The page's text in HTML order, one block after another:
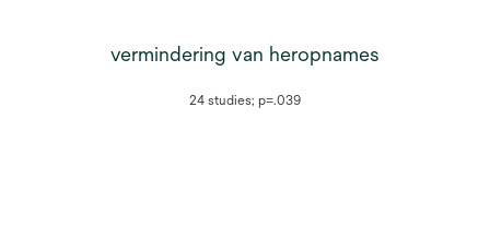
vermindering van heropnames
24 studies; p=.039